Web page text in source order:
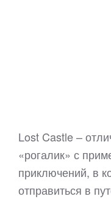
Lost Castle –
«рогалик» с
приключений, в
отправиться в